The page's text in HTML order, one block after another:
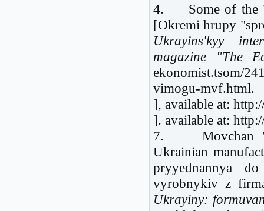
4. Some of the
[Okremi hrupy
Ukrayins'kyy
magazine "The
ekonomist.tsom/
vimogu-mvf.html.
], available at:
]. available at:
7. Movchan V.
Ukrainian
pryyednannya
vyrobnykiv z
Ukrayiny: